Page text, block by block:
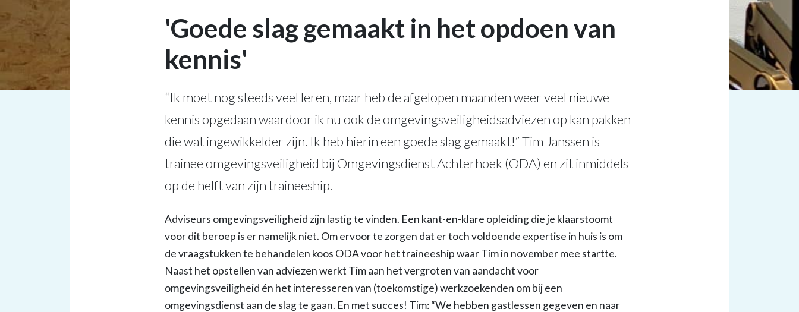
'Goede slag gemaakt in het opdoen van
kennis'
“Ik moet nog steeds veel leren, maar heb de afgelopen maanden weer veel nieuwe
kennis opgedaan waardoor ik nu ook de omgevingsveiligheidsadviezen op kan pakken
die wat ingewikkelder zijn. Ik heb hierin een goede slag gemaakt!” Tim Janssen is
trainee omgevingsveiligheid bij Omgevingsdienst Achterhoek (ODA) en zit inmiddels
op de helft van zijn traineeship.
Adviseurs omgevingsveiligheid zijn lastig te vinden. Een kant-en-klare opleiding die je klaarstoomt
voor dit beroep is er namelijk niet. Om ervoor te zorgen dat er toch voldoende expertise in huis is om
de vraagstukken te behandelen koos ODA voor het traineeship waar Tim in novembermee startte.
Naast het opstellen van adviezen werkt Tim aan het vergroten van aandacht voor
omgevingsveiligheid én het interesseren van (toekomstige) werkzoekenden om bij een
omgevingsdienst aan de slag te gaan. En met succes! Tim: “We hebben gastlessen gegeven en naar